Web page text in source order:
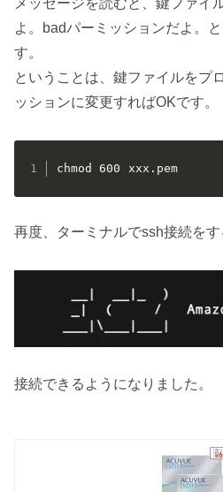
よ。badパーミッションだよ。
す。
ということは、鍵ファイルをプ
ッションに変更すればOKです。
chmod 600 xxx.pem
再度、ターミナルでssh接続をす
接続できるようになりました。